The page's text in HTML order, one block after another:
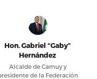
Hon. Gabriel “Gaby”
Hernández
Alcalde de Camuy y
de la Federación